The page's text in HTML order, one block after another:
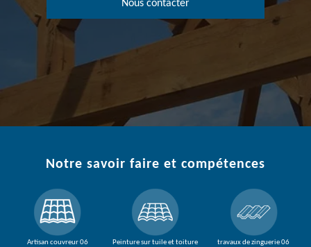
Nous contacter
Notre savoir faire et compétences
Artisan couvreur 06
Peinture sur tuile et toiture
travaux de zinguerie 06